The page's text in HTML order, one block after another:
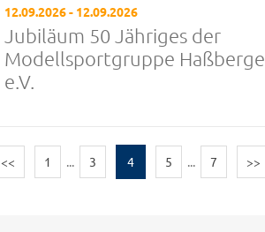
12.09.2026 - 12.09.2026
Jubiläum 50 Jähriges der
Modellsportgruppe Haßberge
e.V.
<< 1 ... 3 4 5 ... 7 >>